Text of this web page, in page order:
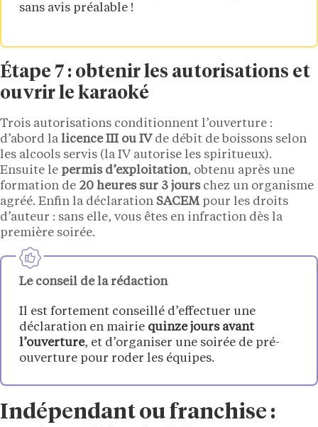
sans avis préalable !
Étape 7 : obtenir les autorisations et
ouvrir le karaoké
Trois autorisations conditionnent l’ouverture :
d’abord la licence III ou IV de débit de boissons selon
les alcools servis (la IV autorise les spiritueux).
Ensuite le permis d’exploitation, obtenu après une
formation de 20 heures sur 3 jourschez un organisme
agréé. Enfin la déclaration SACEMpour les droits
d’auteur : sans elle, vous êtes en infraction dès la
première soirée.
Le conseil de la rédaction
Il est fortement conseillé d’effectuer une
déclaration en mairie quinze jours avant
l’ouverture, et d’organiser une soirée de pré-
ouverture pour roder les équipes.
Indépendant ou franchise :